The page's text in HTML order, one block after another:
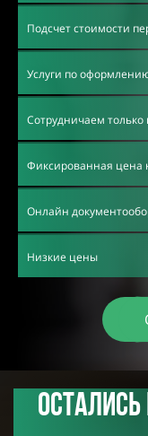
Подсчет стоимости
Услуги по
Сотрудничаем
Фиксированная цена
Онлайн
Низкие цены